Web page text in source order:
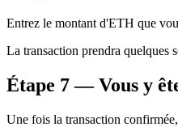
Entrez le montant d'ETH que
La transaction prendra quelques
Étape 7 — Vous y
Une fois la transaction